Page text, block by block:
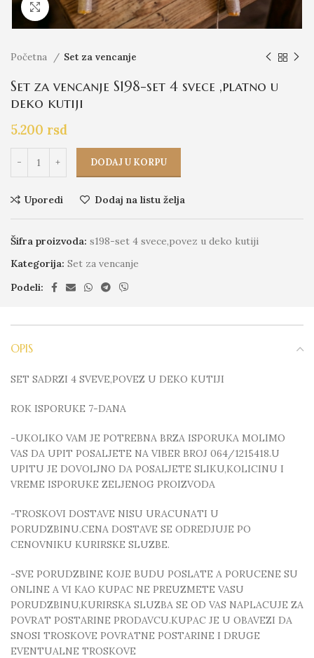
Click to enlarge
Početna Set za vencanje
Set za vencanje S198-set 4 svece ,platno u
deko kutiji
5.200 rsd
DODAJ U KORPU
Uporedi Dodaj na listu želja
Šifra proizvoda: s198-set 4 svece,povez u deko kutiji
Kategorija: Set za vencanje
Podeli:
OPIS
SET SADRZI 4 SVEVE,POVEZ U DEKO KUTIJI
ROK ISPORUKE 7-DANA
-UKOLIKO VAM JE POTREBNA BRZA ISPORUKA MOLIMO
VAS DA UPIT POSALJETE NA VIBER BROJ 064/1215418.U
UPITU JE DOVOLJNO DA POSALJETE SLIKU,KOLICINU I
VREME ISPORUKE ZELJENOG PROIZVODA
-TROSKOVI DOSTAVE NISU URACUNATI U
PORUDZBINU.CENA DOSTAVE SE ODREDJUJE PO
CENOVNIKU KURIRSKE SLUZBE.
-SVE PORUDZBINE KOJE BUDU POSLATE A PORUCENE SU
ONLINE A VI KAO KUPAC NE PREUZMETE VASU
PORUDZBINU,KURIRSKA SLUZBA SE OD VAS NAPLACUJE ZA
POVRAT POSTARINE PRODAVCU.KUPAC JE U OBAVEZI DA
SNOSI TROSKOVE POVRATNE POSTARINE I DRUGE
EVENTUALNE TROSKOVE